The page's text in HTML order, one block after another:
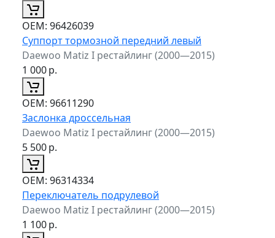
ОЕМ: 96426039
Суппорт тормозной передний левый
Daewoo Matiz I рестайлинг (2000—2015)
1 000р.
ОЕМ: 96611290
Заслонка дроссельная
Daewoo Matiz I рестайлинг (2000—2015)
5 500р.
ОЕМ: 96314334
Переключатель подрулевой
Daewoo Matiz I рестайлинг (2000—2015)
1 100р.